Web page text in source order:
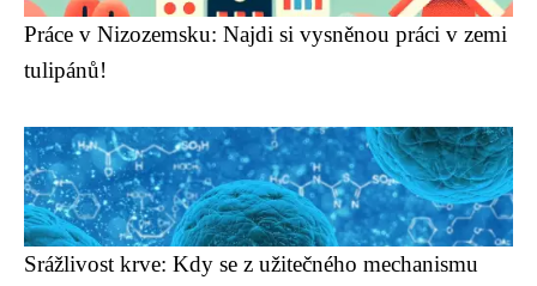
Práce v Nizozemsku: Najdi si vysněnou práci v zemi
tulipánů!
Srážlivost krve: Kdy se z užitečného mechanismu